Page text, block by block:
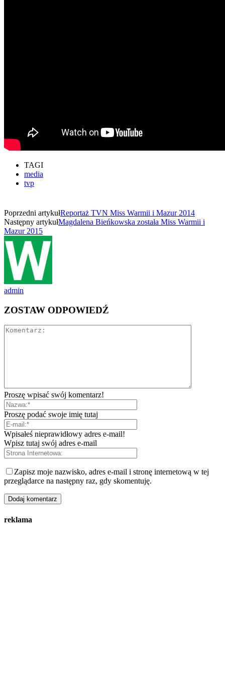
TAGI
media
tvp
Poprzedni artykułReportaż TVN Miss Warmii i Mazur 2014
Następny artykułMagdalena Bieńkowska została Miss Warmii i
Mazur 2015
admin
ZOSTAW ODPOWIEDŹ
Proszę wpisać swój komentarz!
Proszę podać swoje imię tutaj
Wpisałeś nieprawidłowy adres e-mail!
Wpisz tutaj swój adres e-mail
Zapisz moje nazwisko, adres e-mail i stronę internetową w tej
przeglądarce na następny raz, gdy skomentuję.
reklama